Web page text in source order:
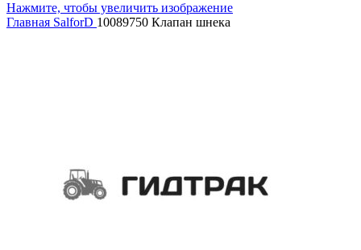
Нажмите, чтобы увеличить изображение
Главная SalforD 10089750 Клапан шнека